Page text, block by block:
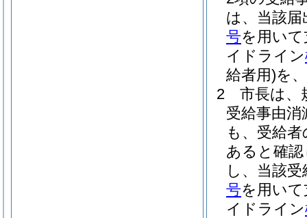
は、当該
号を用い
イドライン
給者用)を
2
市長は、
受給事由消
も、受給
あると確
し、当該
号を用い
イドライン